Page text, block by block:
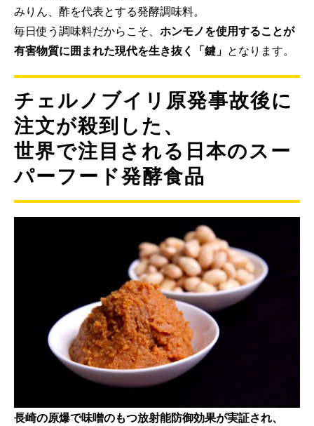
みりん、酢を代表とする発酵調味料。
毎日使う調味料だからこそ、 ホンモノを使用することが
有害物質に囲まれた現代を生き抜く「鍵」 となります。
チェルノブイリ原発事故後に
注文が殺到した、
世界で注目される日本のスー
パーフード発酵食品
長崎の原爆で味噌のもつ放射能防御効果が実証され、